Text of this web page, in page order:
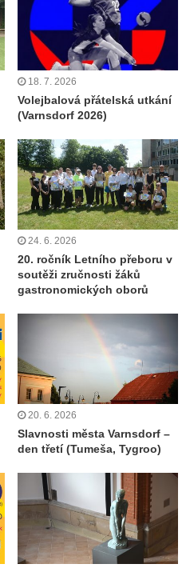
18. 7. 2026
Volejbalová přátelská utkání
(Varnsdorf 2026)
24. 6. 2026
20. ročník Letního přeboru v
soutěži zručnosti žáků
gastronomických oborů
20. 6. 2026
Slavnosti města Varnsdorf –
den třetí (Tumeša, Tygroo)